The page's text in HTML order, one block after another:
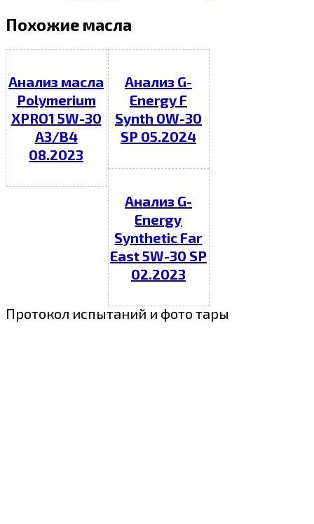
Похожие масла
Анализ масла
Polymerium
XPRO1 5W-30
A3/B4
08.2023
Анализ G-
Energy F
Synth 0W-30
SP 05.2024
Анализ G-
Energy
Synthetic Far
East 5W-30 SP
02.2023
Протокол испытаний и фото тары